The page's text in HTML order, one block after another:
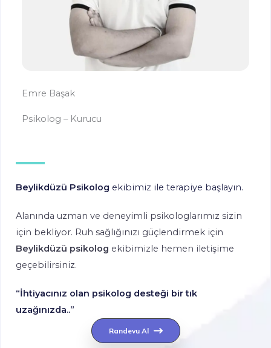
Emre Başak
Psikolog – Kurucu
Beylikdüzü Psikolog ekibimiz ile terapiye başlayın.
Alanında uzman ve deneyimli psikologlarımız sizin
için bekliyor. Ruh sağlığınızı güçlendirmek için
Beylikdüzü psikolog ekibimizle hemen iletişime
geçebilirsiniz.
“İhtiyacınız olan psikolog desteği bir tık
uzağınızda..”
Randevu Al